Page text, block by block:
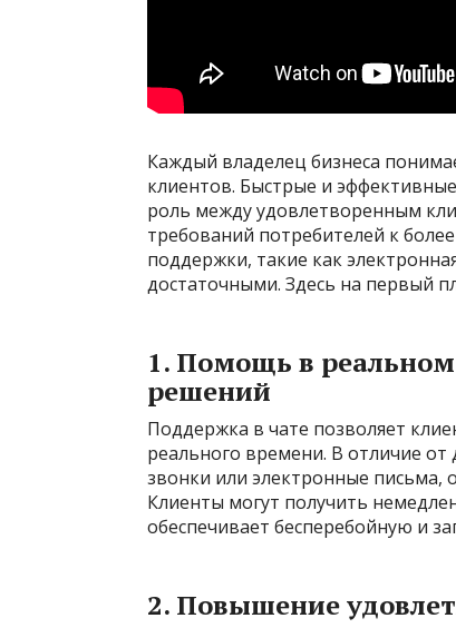
Каждый владелец бизнеса
клиентов. Быстрые и
роль между удовлетворенным
требований потребителей к
поддержки, такие как
достаточными. Здесь на первый
1. Помощь в
решений
Поддержка в чате позволяет
реального времени. В отличие от
звонки или электронные письма,
Клиенты могут получить
обеспечивает бесперебойную и
2. Повышение